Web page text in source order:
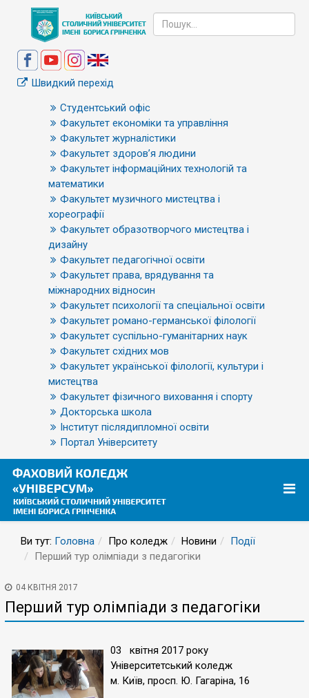
Швидкий перехід
Студентський офіс
Факультет економіки та управління
Факультет журналістики
Факультет здоров’я людини
Факультет інформаційних технологій та
математики
Факультет музичного мистецтва і
хореографії
Факультет образотворчого мистецтва і
дизайну
Факультет педагогічної освіти
Факультет права, врядування та
міжнародних відносин
Факультет психології та спеціальної освіти
Факультет романо-германської філології
Факультет суспільно-гуманітарних наук
Факультет східних мов
Факультет української філології, культури і
мистецтва
Факультет фізичного виховання і спорту
Докторська школа
Інститут післядипломної освіти
Портал Університету
Ви тут: Головна Про коледж Новини
Події
Перший тур олімпіади з педагогіки
04 КВІТНЯ 2017
Перший тур олімпіади з педагогіки
03 квітня 2017 року
Університетський коледж
м. Київ, просп. Ю. Гагаріна, 16